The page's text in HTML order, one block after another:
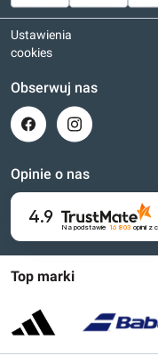
Top marki
Ustawienia
cookies
Obserwuj nas
Opinie o nas
4.9
Na podstawie 16 803 opinii z